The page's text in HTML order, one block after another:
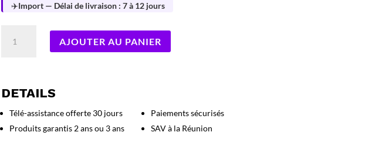
✈️Import — Délai de livraison : 7 à 12 jours
32Go
(2x16Go)
DIMM
AJOUTER AU PANIER
DETAILS
Télé-assistance offerte 30 jours
Produits garantis 2 ans ou 3 ans
Paiements sécurisés
SAV à la Réunion